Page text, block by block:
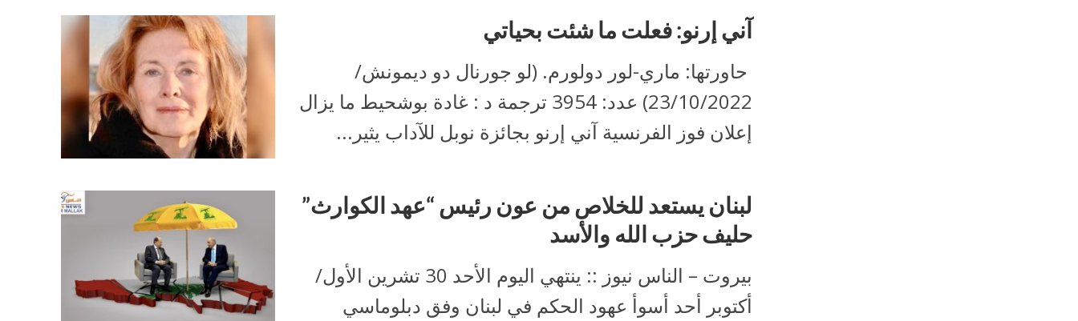
آني إرنو: فعلت ما شئت بحياتي
حاورتها: ماري-لور دولورم. (لو جورنال دو ديمونش/
23/10/2022) عدد: 3954 ترجمة د : غادة بوشحيط ما يزال
إعلان فوز الفرنسية آني إرنو بجائزة نوبل للآداب يثير...
لبنان يستعد للخلاص من عون رئيس “عهد الكوارث”
حليف حزب الله والأسد
بيروت – الناس نيوز :: ينتهي اليوم الأحد 30 تشرين الأول/
أكتوبر أحد أسوأ عهود الحكم في لبنان وفق دبلوماسي